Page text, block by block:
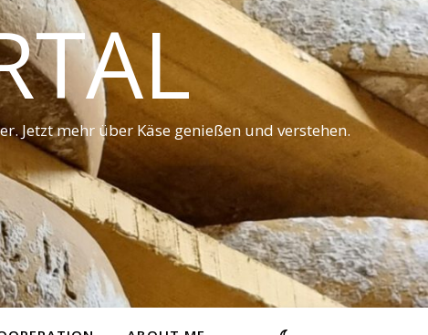
Jetzt mehr über Käse genießen und verstehen.